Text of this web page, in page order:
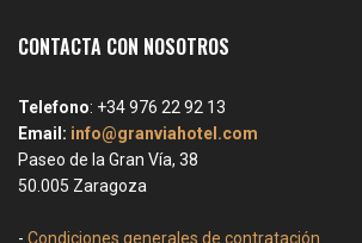
CONTACTA CON NOSOTROS
Telefono: +34 976 22 92 13
Email: info@granviahotel.com
Paseo de la Gran Vía, 38
50.005 Zaragoza
- Condiciones generales de contratación